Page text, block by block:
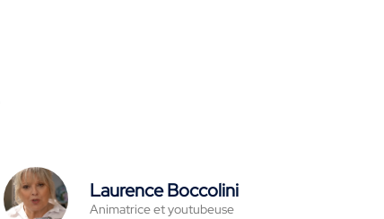
Laurence Boccolini
Animatrice et youtubeuse